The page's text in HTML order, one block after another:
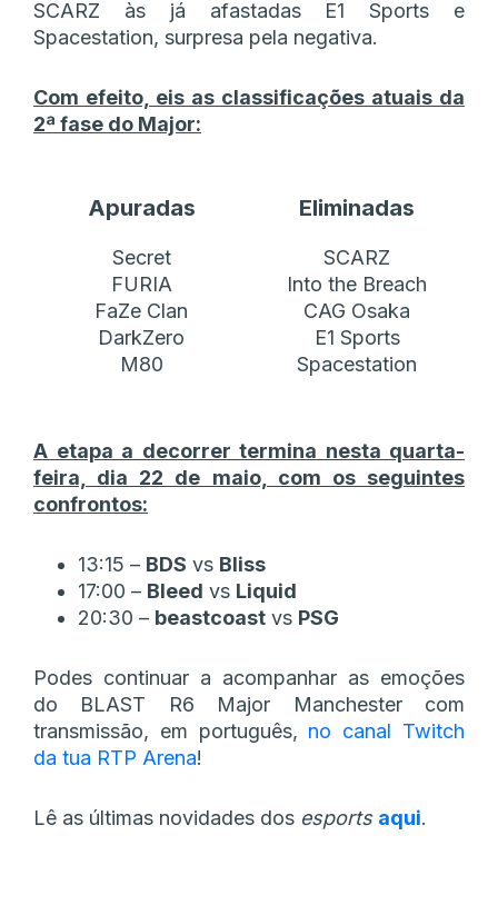
SCARZ às já afastadas E1 Sports e
Spacestation, surpresa pela negativa.
Com efeito, eis as classificações atuais da
2ª fase do Major:
Apuradas Eliminadas
Secret
SCARZ
FURIA
Into the Breach
FaZe Clan
CAG Osaka
DarkZero
E1 Sports
M80
Spacestation
A etapa a decorrer termina nesta quarta-
feira, dia 22 de maio, com os seguintes
confrontos:
13:15 – BDS vs Bliss
17:00 – Bleed vs Liquid
20:30 – beastcoast vs PSG
Podes continuar a acompanhar as emoções
do BLAST R6 Major Manchester com
transmissão, em português, no canal Twitch
da tua RTP Arena!
Lê as últimas novidades dos esports aqui.